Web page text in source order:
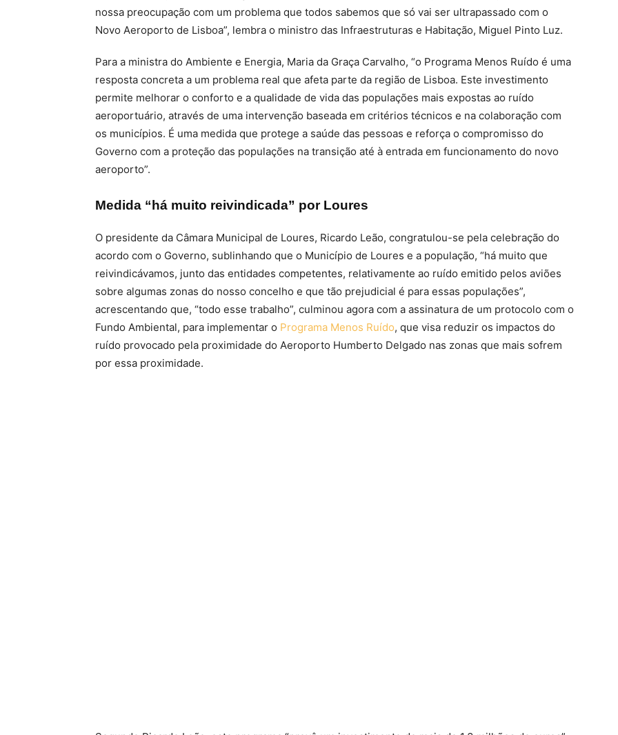
nossa preocupação com um problema que todos sabemos que só vai ser ultrapassado com o
Novo Aeroporto de Lisboa”, lembra o ministro das Infraestruturas e Habitação, Miguel Pinto Luz.
Para a ministra do Ambiente e Energia, Maria da Graça Carvalho, “o Programa Menos Ruído é uma
resposta concreta a um problema real que afeta parte da região de Lisboa. Este investimento
permite melhorar o conforto e a qualidade de vida das populações mais expostas ao ruído
aeroportuário, através de uma intervenção baseada em critérios técnicos e na colaboração com
os municípios. É uma medida que protege a saúde das pessoas e reforça o compromisso do
Governo com a proteção das populações na transição até à entrada em funcionamento do novo
aeroporto”.
Medida “há muito reivindicada” por Loures
O presidente da Câmara Municipal de Loures, Ricardo Leão, congratulou-se pela celebração do
acordo com o Governo, sublinhando que o Município de Loures e a população, “há muito que
reivindicávamos, junto das entidades competentes, relativamente ao ruído emitido pelos aviões
sobre algumas zonas do nosso concelho e que tão prejudicial é para essas populações”,
acrescentando que, “todo esse trabalho”, culminou agora com a assinatura de um protocolo com o
Fundo Ambiental, para implementar o Programa Menos Ruído, que visa reduzir os impactos do
ruído provocado pela proximidade do Aeroporto Humberto Delgado nas zonas que mais sofrem
por essa proximidade.